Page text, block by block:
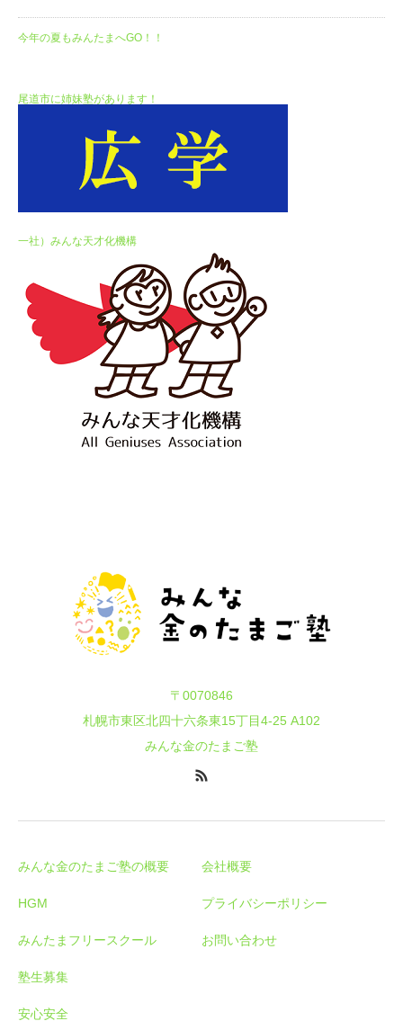
今年の夏もみんたまへGO！！
尾道市に姉妹塾があります！
一社）みんな天才化機構
〒0070846
札幌市東区北四十六条東15丁目4-25 A102
みんな金のたまご塾
みんな金のたまご塾の概要
HGM
みんたまフリースクール
塾生募集
安心安全
会社概要
プライバシーポリシー
お問い合わせ